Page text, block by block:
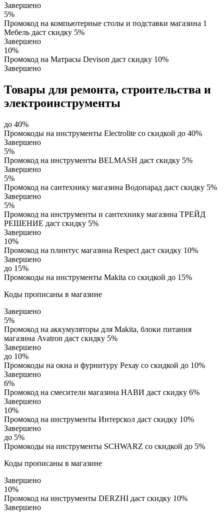
Завершено
5%
Промокод на компьютерные столы и подставки магазина 1
Мебель даст скидку 5%
Завершено
10%
Промокод на Матрасы Devison даст скидку 10%
Завершено
Товары для ремонта, строительства и
электроинструменты
до 40%
Промокоды на инструменты Electrolite со скидкой до 40%
Завершено
5%
Промокод на инструменты BELMASH даст скидку 5%
Завершено
5%
Промокод на сантехнику магазина Водопарад даст скидку 5%
Завершено
5%
Промокод на инструменты и сантехнику магазина ТРЕЙД
РЕШЕНИЕ даст скидку 5%
Завершено
10%
Промокод на плинтус магазина Respect даст скидку 10%
Завершено
до 15%
Промокоды на инструменты Makita со скидкой до 15%
Коды прописаны в магазине
Завершено
5%
Промокод на аккумуляторы для Makita, блоки питания
магазина Avatron даст скидку 5%
Завершено
до 10%
Промокоды на окна и фурнитуру Рехау со скидкой до 10%
Завершено
6%
Промокод на смесители магазина НАВИ даст скидку 6%
Завершено
10%
Промокод на инструменты Интерскол даст скидку 10%
Завершено
до 5%
Промокоды на инструменты SCHWARZ со скидкой до 5%
Коды прописаны в магазине
Завершено
10%
Промокод на инструменты DERZHI даст скидку 10%
Завершено